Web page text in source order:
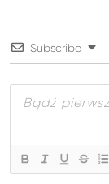
Subscribe